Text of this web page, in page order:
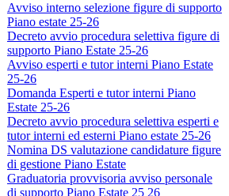
Avviso interno selezione figure di supporto
Piano estate 25-26
Decreto avvio procedura selettiva figure di
supporto Piano Estate 25-26
Avviso esperti e tutor interni Piano Estate
25-26
Domanda Esperti e tutor interni Piano
Estate 25-26
Decreto avvio procedura selettiva esperti e
tutor interni ed esterni Piano estate 25-26
Nomina DS valutazione candidature figure
di gestione Piano Estate
Graduatoria provvisoria avviso personale
di supporto Piano Estate 25 26